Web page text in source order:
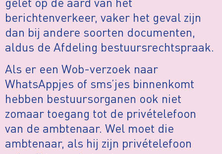
berichtenverkeer, vaker het geval zijn
dan bij andere soorten documenten,
aldus de Afdeling bestuursrechtspraak.
Als er een Wob-verzoek naar
WhatsAppjes of sms’jes binnenkomt
hebben bestuursorganen ook niet
zomaar toegang tot de privételefoon
van de ambtenaar. Wel moet die
ambtenaar, als hij zijn privételefoon